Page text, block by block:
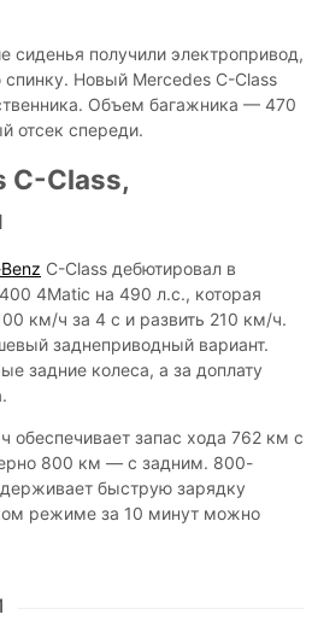
сиденья получили электропривод,
Новый Mercedes C-Class
Объем багажника — 470
отсек спереди.
C-Class,
C-Class дебютировал в
4Matic на 490 л.с., которая
км/ч за 4 с и развить 210 км/ч.
заднеприводный вариант.
задние колеса, а за доплату
обеспечивает запас хода 762 км с
800 км — с задним. 800-
быструю зарядку
режиме за 10 минут можно